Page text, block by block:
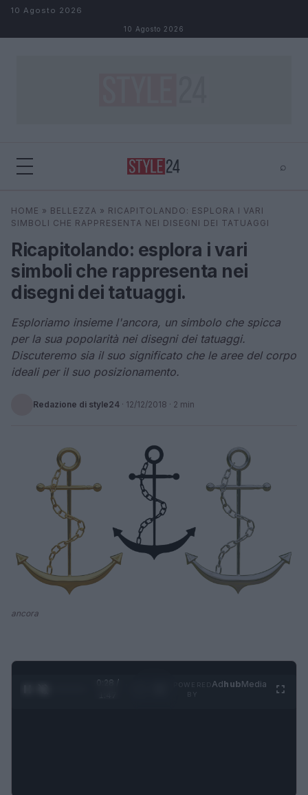
Salta al contenuto
10 Agosto 2026
10 Agosto 2026
⌕
Cerca ⌕
HOME » BELLEZZA » RICAPITOLANDO: ESPLORA I VARI
SIMBOLI CHE RAPPRESENTA NEI DISEGNI DEI TATUAGGI
Ricapitolando: esplora i vari
simboli che rappresenta nei
disegni dei tatuaggi.
Esploriamo insieme l'ancora, un simbolo che spicca
per la sua popolarità nei disegni dei tatuaggi.
Discuteremo sia il suo significato che le aree del corpo
ideali per il suo posizionamento.
Redazione di style24 · 12/12/2018 · 2 min
ancora
0:29 /
AdhubMedia